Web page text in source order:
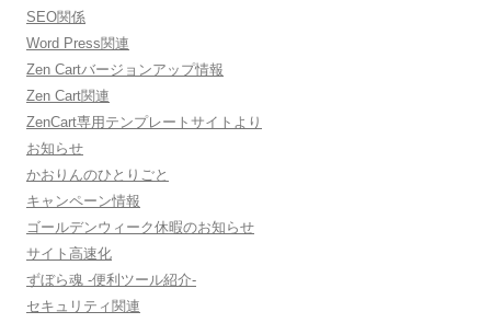
SEO関係
Word Press関連
Zen Cartバージョンアップ情報
Zen Cart関連
ZenCart専用テンプレートサイトより
お知らせ
かおりんのひとりごと
キャンペーン情報
ゴールデンウィーク休暇のお知らせ
サイト高速化
ずぼら魂 -便利ツール紹介-
セキュリティ関連